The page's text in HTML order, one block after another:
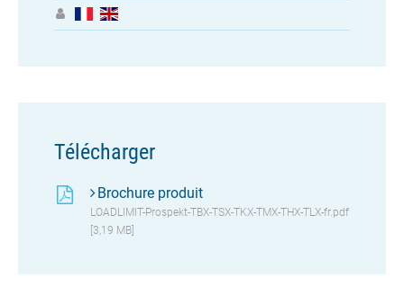
Télécharger
Brochure produit
LOADLIMIT-Prospekt-TBX-TSX-TKX-TMX-THX-TLX-fr.pdf
[3,19 MB]